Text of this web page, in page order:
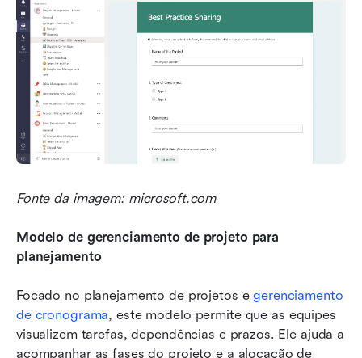
Fonte da imagem: microsoft.com
Modelo de gerenciamento de projeto para
planejamento
Focado no planejamento de projetos e gerenciamento
de cronograma, este modelo permite que as equipes
visualizem tarefas, dependências e prazos. Ele ajuda a
acompanhar as fases do projeto e a alocação de